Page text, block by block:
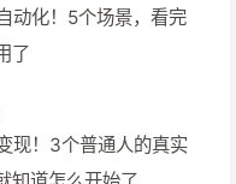
动化！5个场景，看完
了
现！3个普通人的真实